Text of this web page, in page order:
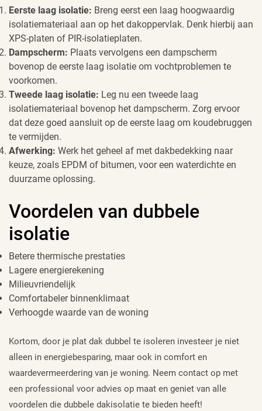
Eerste laag isolatie: Breng eerst een laag hoogwaardig
isolatiemateriaal aan op het dakoppervlak. Denk hierbij aan
XPS-platen of PIR-isolatieplaten.
Dampscherm: Plaats vervolgens een dampscherm
bovenop de eerste laag isolatie om vochtproblemen te
voorkomen.
Tweede laag isolatie: Leg nu een tweede laag
isolatiemateriaal bovenop het dampscherm. Zorg ervoor
dat deze goed aansluit op de eerste laag om koudebruggen
te vermijden.
Afwerking: Werk het geheel af met dakbedekking naar
keuze, zoals EPDM of bitumen, voor een waterdichte en
duurzame oplossing.
Voordelen van dubbele
isolatie
Betere thermische prestaties
Lagere energierekening
Milieuvriendelijk
Comfortabeler binnenklimaat
Verhoogde waarde van de woning
Kortom, door je plat dak dubbel te isoleren investeer je niet
alleen in energiebesparing, maar ook in comfort en
waardevermeerdering van je woning. Neem contact op met
een professional voor advies op maat en geniet van alle
voordelen die dubbele dakisolatie te bieden heeft!